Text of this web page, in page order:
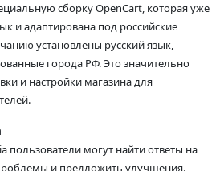
сборку OpenCart, которая уже
и адаптирована под российские
установлены русский язык,
города РФ. Это значительно
и настройки магазина для
пользователи могут найти ответы на
и предложить улучшения.